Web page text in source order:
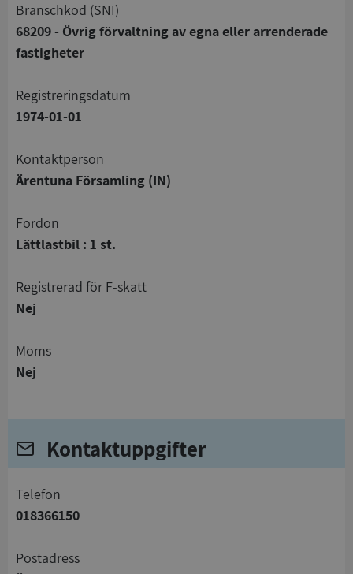
branschkod (SNI)
68209 - Övrig förvaltning av egna eller arrenderade
fastigheter
registreringsdatum
1974-01-01
Kontaktperson
Ärentuna Församling (IN)
Fordon
Lättlastbil : 1 st.
registrerad för F-skatt
Nej
Moms
Nej
Kontaktuppgifter
telefon
018366150
Postadress